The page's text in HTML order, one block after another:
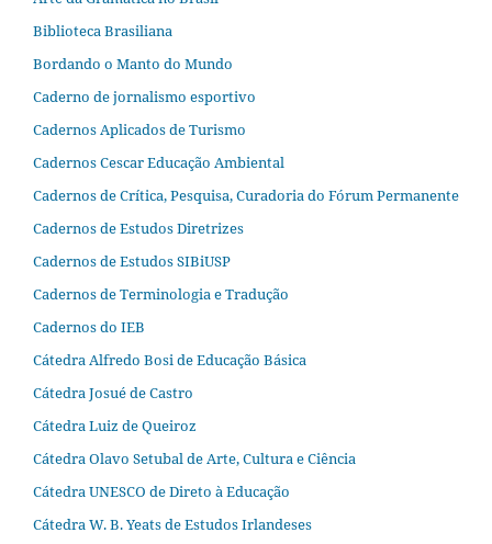
Biblioteca Brasiliana
Bordando o Manto do Mundo
Caderno de jornalismo esportivo
Cadernos Aplicados de Turismo
Cadernos Cescar Educação Ambiental
Cadernos de Crítica, Pesquisa, Curadoria do Fórum Permanente
Cadernos de Estudos Diretrizes
Cadernos de Estudos SIBiUSP
Cadernos de Terminologia e Tradução
Cadernos do IEB
Cátedra Alfredo Bosi de Educação Básica
Cátedra Josué de Castro
Cátedra Luiz de Queiroz
Cátedra Olavo Setubal de Arte, Cultura e Ciência
Cátedra UNESCO de Direto à Educação
Cátedra W. B. Yeats de Estudos Irlandeses